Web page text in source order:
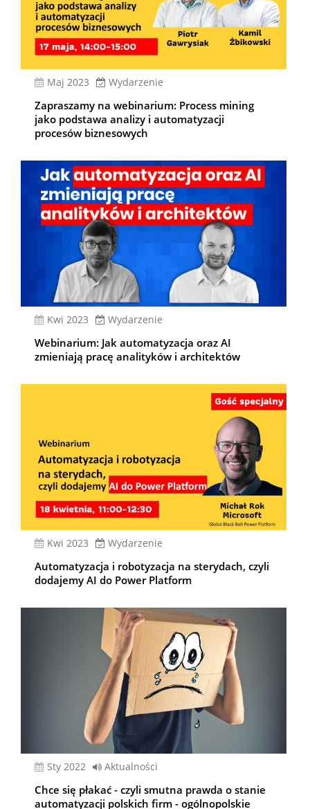
Maj 2023 Wydarzenie
Zapraszamy na webinarium: Process mining
jako podstawa analizy i automatyzacji
procesów biznesowych
kwi 2023 Wydarzenie
Webinarium: Jak automatyzacja oraz AI
zmieniają pracę analityków i architektów
kwi 2023 Wydarzenie
Automatyzacja i robotyzacja na sterydach, czyli
dodajemy AI do Power Platform
sty 2022 Aktualności
Chce się płakać - czyli smutna prawda o stanie
automatyzacji polskich firm - ogólnopolskie